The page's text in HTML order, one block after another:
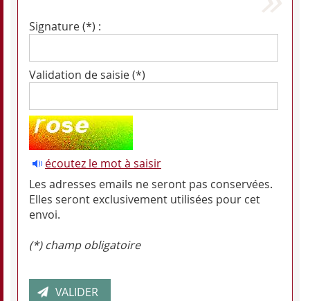
Signature (*) :
Validation de saisie (*)
écoutez le mot à saisir
Les adresses emails ne seront pas conservées.
Elles seront exclusivement utilisées pour cet
envoi.
(*) champ obligatoire